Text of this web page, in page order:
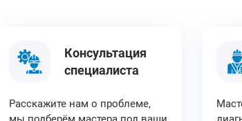
Консультация
специалиста
Расскажите нам о проблеме,